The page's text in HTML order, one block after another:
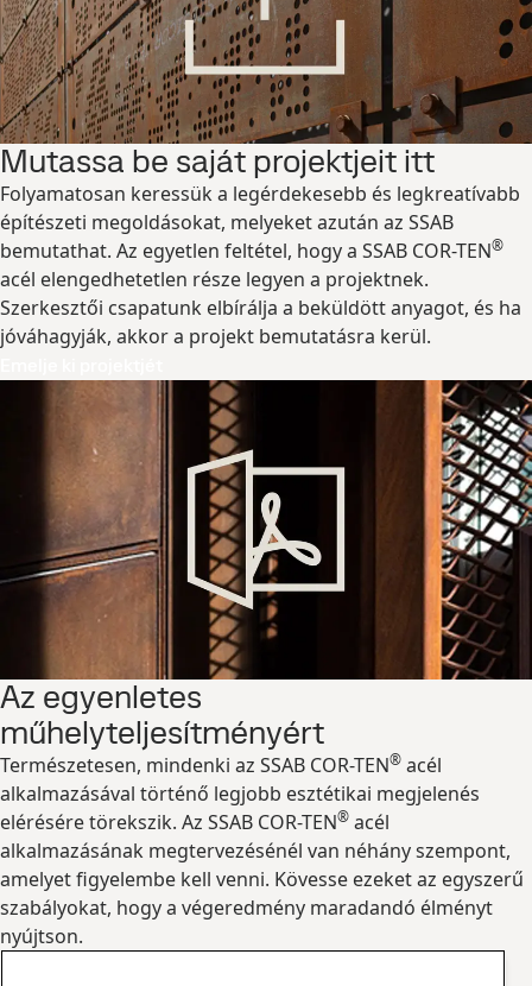
Mutassa be saját projektjeit itt
Folyamatosan keressük a legérdekesebb és legkreatívabb
építészeti megoldásokat, melyeket azután az SSAB
bemutathat. Az egyetlen feltétel, hogy a SSAB COR-TEN®
acél elengedhetetlen része legyen a projektnek.
Szerkesztői csapatunk elbírálja a beküldött anyagot, és ha
jóváhagyják, akkor a projekt bemutatásra kerül.
Az egyenletes
műhelyteljesítményért
Természetesen, mindenki az SSAB COR-TEN® acél
alkalmazásával történő legjobb esztétikai megjelenés
elérésére törekszik. Az SSAB COR-TEN® acél
alkalmazásának megtervezésénél van néhány szempont,
amelyet figyelembe kell venni. Kövesse ezeket az egyszerű
szabályokat, hogy a végeredmény maradandó élményt
nyújtson.